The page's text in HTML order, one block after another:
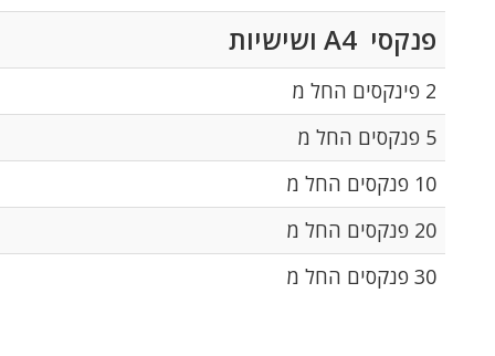
80.00 ₪
160.00 ₪
220.00 ₪
400.00 ₪
580.00 ₪